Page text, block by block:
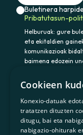
Buletinera
Pribatutasun-
Helburuak: gure
eta ekitaldien
komunikazioak
baimena edozein
eta datuak atzitu,
eta gainerako
Informazio
Cookieen
Konexio-datuak
tratatzen dituzten
ditugu, bai eta
nabigazio-ohiturak